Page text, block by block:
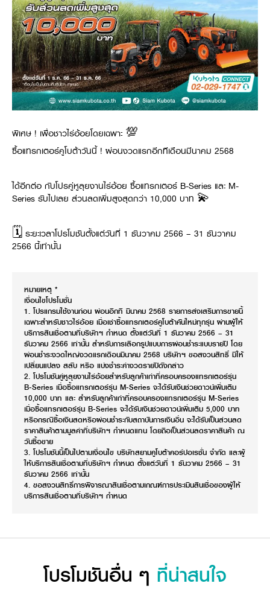
พิเศษ ! เพื่อชาวไร่อ้อยโดยเฉพาะ 💯
ซื้อแทรกเตอร์คูโบต้าวันนี้ ! ผ่อนงวดแรกอีกทีเดือนมีนาคม 2568
ได้อีกต่อ กับโปรคู่หูลุยงานไร่อ้อย ซื้อแทรกเตอร์ B-Series และ M-
Series รับไปเลย ส่วนลดเพิ่มสูงสุดกว่า 10,000 บาท 💫
🗓 ระยะเวลาโปรโมชันตั้งแต่วันที่ 1 ธันวาคม 2566 – 31 ธันวาคม
2566 นี้เท่านั้น
หมายเหตุ *
เงื่อนไขโปรโมชั่น
1. โปรแกรมใช้งานก่อน ผ่อนอีกที มีนาคม 2568 รายการส่งเสริมการขายนี้
เฉพาะสำหรับชาวไร่อ้อย เมื่อเช่าซื้อแทรกเตอร์คูโบต้าคันใหม่ทุกรุ่น ผ่านผู้ให้
บริการสินเชื่อตามที่บริษัทฯ กำหนด ตั้งแต่วันที่ 1 ธันวาคม 2566 – 31
ธันวาคม 2566 เท่านั้น สำหรับการเลือกรูปแบบการผ่อนชำระแบบรายปี โดย
ผ่อนชำระงวดใหญ่งวดแรกเดือนมีนาคม 2568 บริษัทฯ ขอสงวนสิทธิ์ มิให้
เปลี่ยนแปลง สลับ หรือ แบ่งชำระค่างวดรายปีดังกล่าว
2. โปรโมชันคู่หูลุยงานไร่อ้อยสำหรับลูกค้าเก่าที่ครอบครองแทรกเตอร์รุ่น
B-Series เมื่อซื้อแทรกเตอร์รุ่น M-Series จะได้รับเงินช่วยดาวน์เพิ่มเติม
10,000 บาท และ สำหรับลูกค้าเก่าที่ครอบครองแทรกเตอร์รุ่น M-Series
เมื่อซื้อแทรกเตอร์รุ่น B-Series จะได้รับเงินช่วยดาวน์เพิ่มเติม 5,000 บาท
หรือกรณีซื้อเงินสดหรือผ่อนชำระกับสถาบันการเงินอื่น จะได้รับเป็นส่วนลด
ราคาสินค้าตามมูลค่าที่บริษัทฯ กำหนดแทน โดยถือเป็นส่วนลดราคาสินค้า ณ
วันซื้อขาย
3. โปรโมชันนี้เป็นไปตามเงื่อนไข บริษัทสยามคูโบต้าคอร์ปอเรชั่น จำกัด และผู้
ให้บริการสินเชื่อตามที่บริษัทฯ กำหนด ตั้งแต่วันที่ 1 ธันวาคม 2566 – 31
ธันวาคม 2566 เท่านั้น
4. ขอสงวนสิทธิ์การพิจารณาสินเชื่อตามเกณฑ์การประเมินสินเชื่อของผู้ให้
บริการสินเชื่อตามที่บริษัทฯ กำหนด
โปรโมชันอื่น ๆ ที่น่าสนใจ